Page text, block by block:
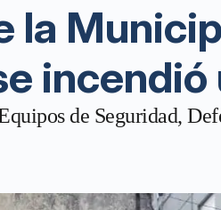
la
incendió
de Seguridad,